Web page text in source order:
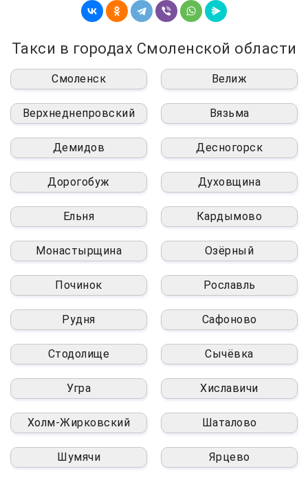
Такси в городах Смоленской области
Смоленск Велиж
Верхнеднепровский Вязьма
Демидов Десногорск
Дорогобуж Духовщина
Ельня Кардымово
Монастырщина Озёрный
Починок Рославль
Рудня Сафоново
Стодолище Сычёвка
Угра Хиславичи
Холм-Жирковский Шаталово
Шумячи Ярцево